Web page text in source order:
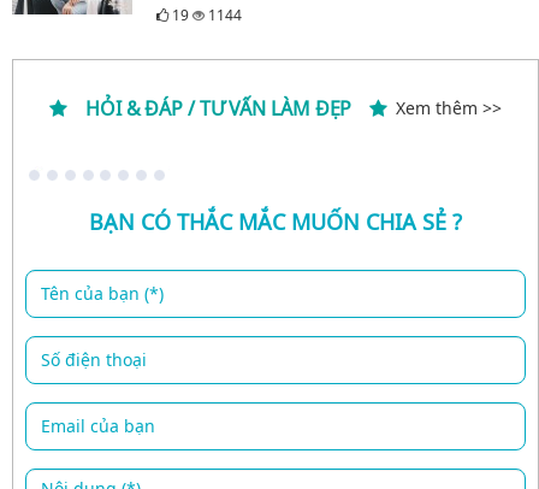
19 1144
HỎI & ĐÁP / TƯ VẤN LÀM ĐẸP Xem thêm >>
BẠN CÓ THẮC MẮC MUỐN CHIA SẺ ?